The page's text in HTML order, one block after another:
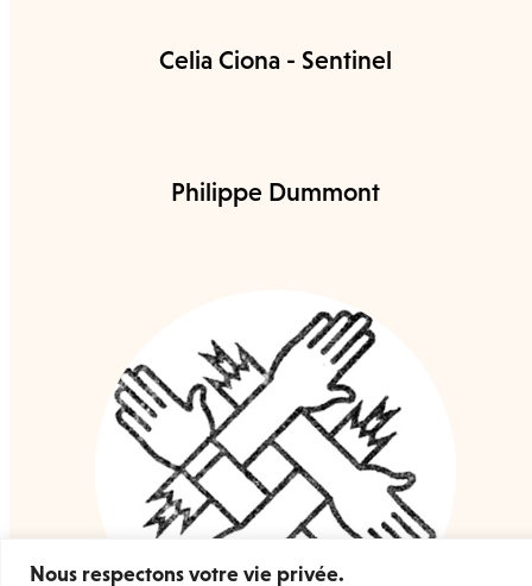
Nous respectons votre vie privée.
Celia Ciona - Sentinel
Philippe Dummont